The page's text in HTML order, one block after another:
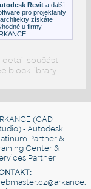
Revit a další
pro projektanty
získáte
u firmy
detail součást
block library
(CAD
- Autodesk
Partner &
Center &
Partner